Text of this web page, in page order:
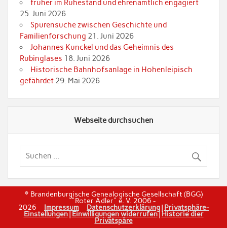
früher im Ruhestand und ehrenamtlich engagiert
25. Juni 2026
Spurensuche zwischen Geschichte und
Familienforschung 21. Juni 2026
Johannes Kunckel und das Geheimnis des
Rubinglases 18. Juni 2026
Historische Bahnhofsanlage in Hohenleipisch
gefährdet 29. Mai 2026
Webseite durchsuchen
© Brandenburgische Genealogische Gesellschaft (BGG)
"Roter Adler" e. V. 2006 -
2026 Impressum Datenschutzerklärung| Privatsphäre-
Einstellungen| Einwilligungen widerrufen|Historie dier
Privatspäre